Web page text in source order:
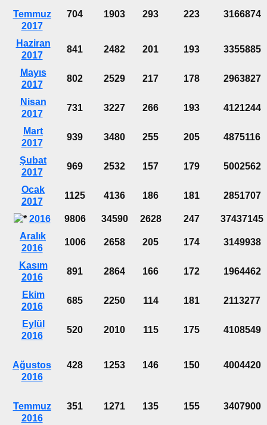
Temmuz
2017
704 1903 293 223 3166874
Haziran
2017
841 2482 201 193 3355885
Mayıs
2017
802 2529 217 178 2963827
Nisan
2017
731 3227 266 193 4121244
Mart
2017
939 3480 255 205 4875116
Şubat
2017
969 2532 157 179 5002562
Ocak
2017
1125 4136 186 181 2851707
2016 9806 34590 2628 247
37437145
Aralık
2016
1006 2658 205 174 3149938
Kasım
2016
891 2864 166 172 1964462
Ekim
2016
685 2250 114 181 2113277
Eylül
2016
520 2010 115 175 4108549
Ağustos
2016
428 1253 146 150 4004420
Temmuz
2016
351 1271 135 155 3407900